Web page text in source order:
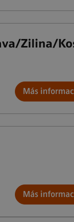
Zilina/
Más
Más